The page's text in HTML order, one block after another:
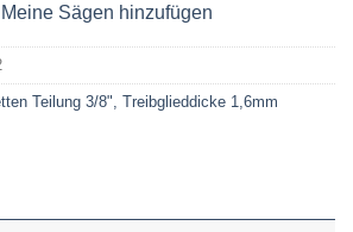
Meine Sägen hinzufügen
Teilung 3/8", Treibglieddicke 1,6mm